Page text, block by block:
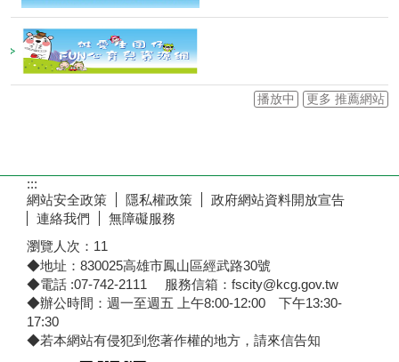
播放中 更多 推薦網站
:::
網站安全政策
隱私權政策
政府網站資料開放宣告
連絡我們
無障礙服務
瀏覽人次： 11
◆地址：830025高雄市鳳山區經武路30號
◆電話 :07-742-2111 服務信箱：fscity@kcg.gov.tw
◆辦公時間：週一至週五 上午8:00-12:00 下午13:30-
17:30
◆若本網站有侵犯到您著作權的地方，請來信告知